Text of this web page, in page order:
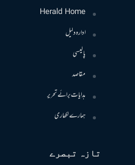
Herald Home
ادارہ دلیل
پالیسی
مقاصد
ہدایات برائے تحریر
ہمارے لکھاری
تازہ تبصرے